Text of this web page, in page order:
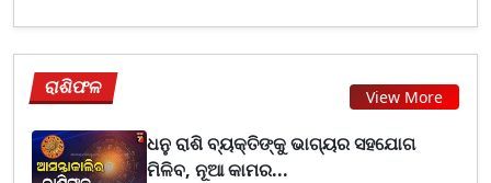
ରାଶିଫଳ View More
ଧନୁ ରାଶି ବ୍ୟକ୍ତିଙ୍କୁ ଭାଗ୍ୟର ସହଯୋଗ
ମିଳିବ, ନୂଆ କାମର...